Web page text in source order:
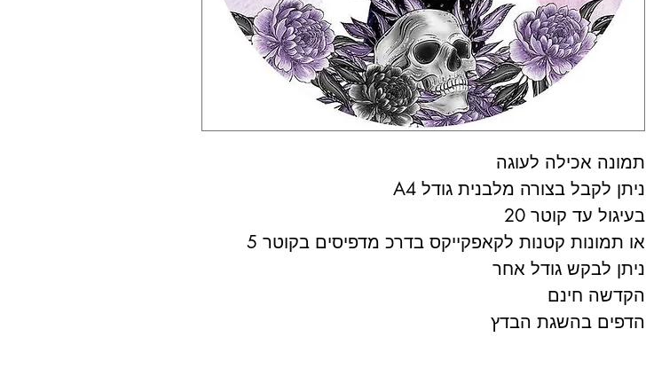
תמונה אכילה לעוגה
ניתן לקבל בצורה מלבנית גודל A4
בעיגול עד קוטר 20
או תמונות קטנות לקאפקייקס בדרכ מדפיסים בקוטר 5
ניתן לבקש גודל אחר
הקדשה חינם
הדפים בהשגת הבדץ